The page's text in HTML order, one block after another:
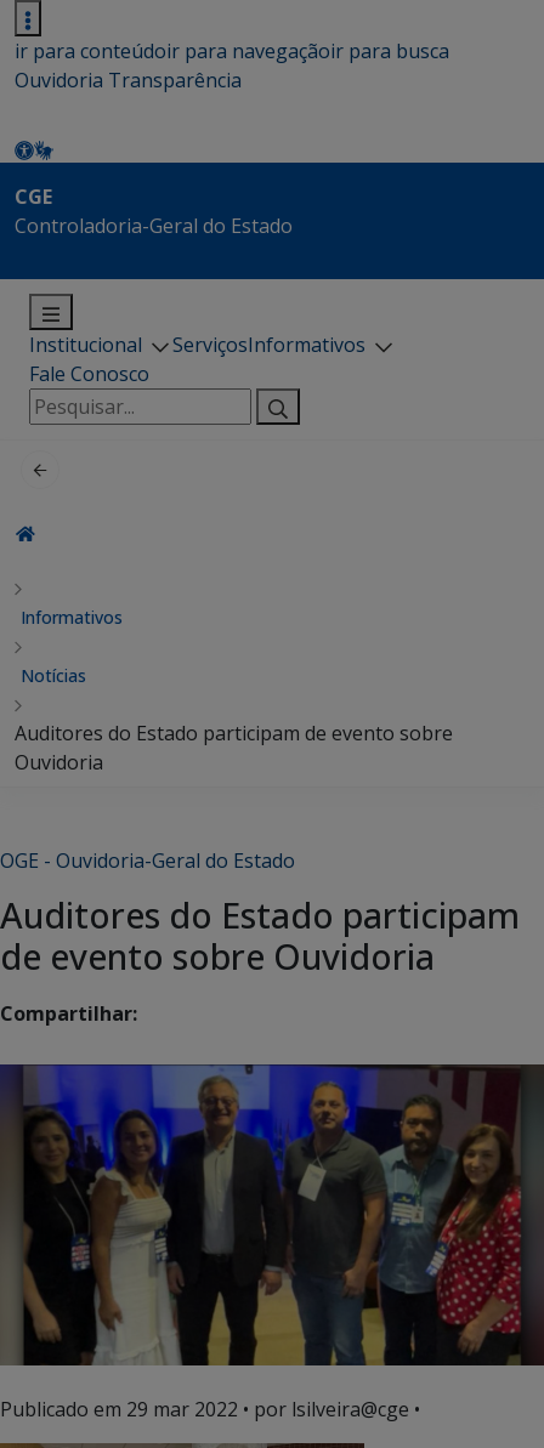
ir para conteúdoir para navegaçãoir para busca
Ouvidoria Transparência
CGE
Controladoria-Geral do Estado
Institucional ServiçosInformativos
Fale Conosco
Pesquisar
por:
Informativos
Notícias
Auditores do Estado participam de evento sobre
Ouvidoria
OGE - Ouvidoria-Geral do Estado
Auditores do Estado participam
de evento sobre Ouvidoria
Compartilhar:
Publicado em 29 mar 2022 • por lsilveira@cge •